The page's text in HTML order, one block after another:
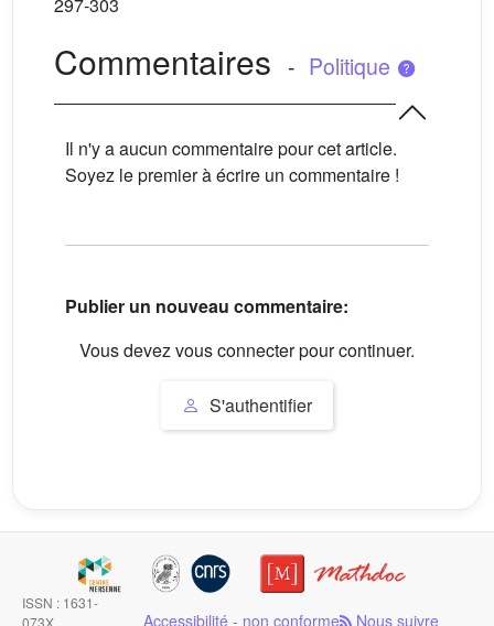
Commentaires - Politique
Il n'y a aucun commentaire pour cet article.
Soyez le premier à écrire un commentaire !
Publier un nouveau commentaire:
Vous devez vous connecter pour continuer.
S'authentifier
ISSN : 1631-
073X
Accessibilité - non conforme Nous suivre